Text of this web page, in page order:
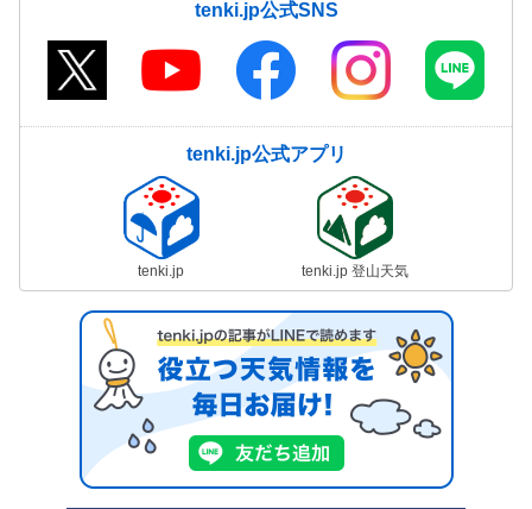
tenki.jp公式SNS
tenki.jp公式アプリ
tenki.jp tenki.jp 登山天気